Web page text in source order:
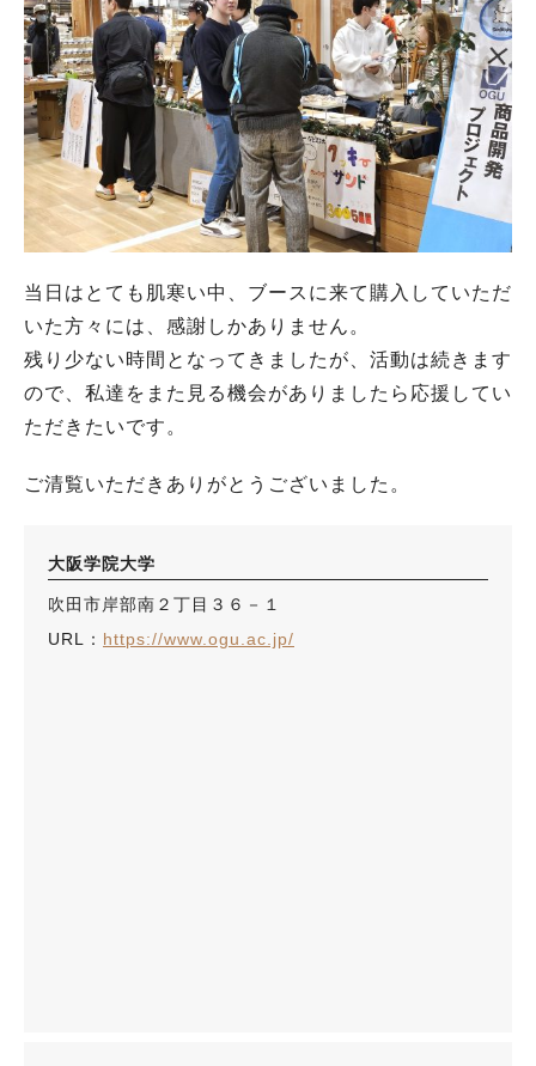
当日はとても肌寒い中、ブースに来て購入していただ
いた方々には、感謝しかありません。
残り少ない時間となってきましたが、活動は続きます
ので、私達をまた見る機会がありましたら応援してい
ただきたいです。
ご清覧いただきありがとうございました。
大阪学院大学
吹田市岸部南２丁目３６－１
URL： https://www.ogu.ac.jp/